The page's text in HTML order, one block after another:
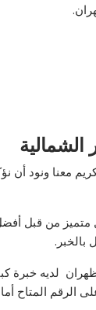
الشمالية
معنا ونود أن
من قبل أفضل
بالخبر.
لديه خبرة
الرقم المتاح